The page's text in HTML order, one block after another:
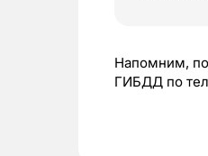
Напомним,
ГИБДД по